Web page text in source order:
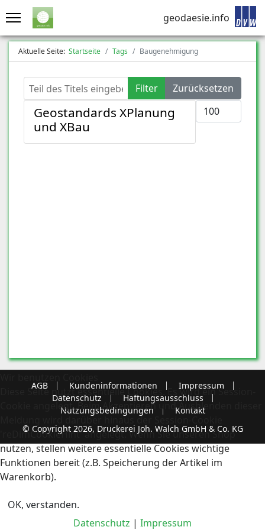
geodaesie.info
Aktuelle Seite: Startseite Tags Baugenehmigung
Teil des Titels eingeben Filter
Zurücksetzen
Anzeige #
Geostandards XPlanung
und XBau
AGB Kundeninformationen
Impressum
Datenschutz
Haftungsausschluss
Nutzungsbedingungen
Kontakt
© Copyright 2026, Druckerei Joh. Walch GmbH & Co. KG
Diese Seite nutzt essentielle Cookies. Es wird ein Session-
Cookie angelegt. Beim Akzeptieren und Ausblenden dieser
Meldung wird darüber hinaus der Session-Cookie
'reDimCookieHint' angelegt. Wenn Sie unseren Shop
nutzen, stellen weitere essentielle Cookies wichtige
Funktionen bereit (z.B. Speicherung der Artikel im
Warenkorb).
OK, verstanden.
Datenschutz | Impressum